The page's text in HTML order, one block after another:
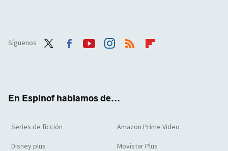
Síguenos
En Espinof hablamos de...
Series de ficción Amazon Prime Video
Disney plus Movistar Plus